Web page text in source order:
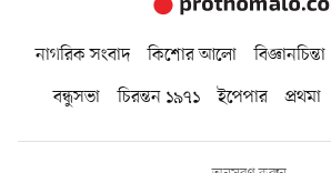
নাগরিক সংবাদ কিশোর আলো বিজ্ঞানচিন্তা
বন্ধুসভা
চিরন্তন ১৯৭১ ইপেপার প্রথমা